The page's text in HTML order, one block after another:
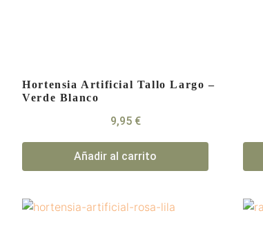
Hortensia Artificial Tallo Largo –
Verde Blanco
9,95 €
Añadir al carrito